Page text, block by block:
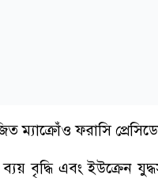
ম্যাক্রোঁও ফরাসি
বৃদ্ধি এবং ইউক্রেন